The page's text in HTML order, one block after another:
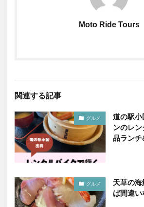
Moto Ride Tours
関連する記事
グルメ
道の駅小
ンのレ
品ラン
グルメ
天草の
ば間違い